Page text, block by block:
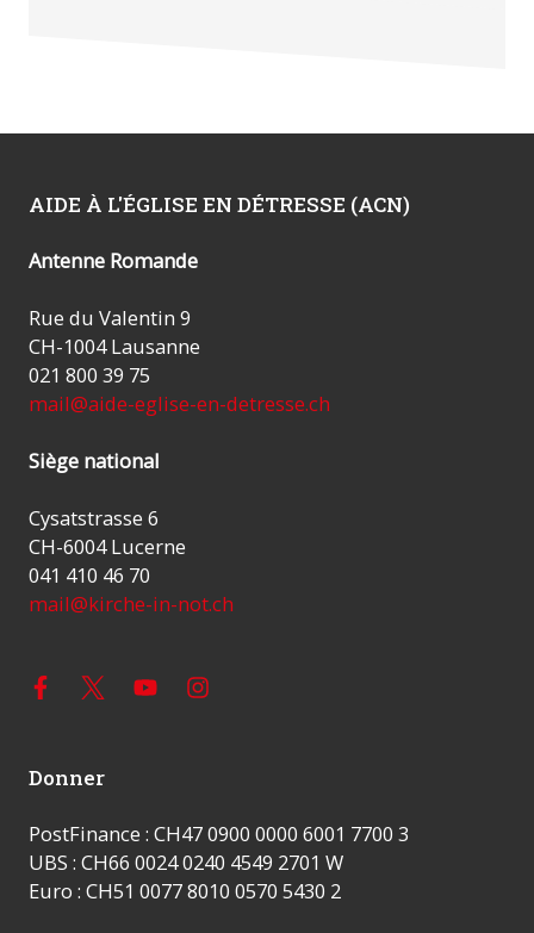
AIDE À L'ÉGLISE EN DÉTRESSE (ACN)
Antenne Romande
Rue du Valentin 9
CH-1004 Lausanne
021 800 39 75
mail@aide-eglise-en-detresse.ch
Siège national
Cysatstrasse 6
CH-6004 Lucerne
041 410 46 70
mail@kirche-in-not.ch
Donner
PostFinance : CH47 0900 0000 6001 7700 3
UBS : CH66 0024 0240 4549 2701 W
Euro : CH51 0077 8010 0570 5430 2